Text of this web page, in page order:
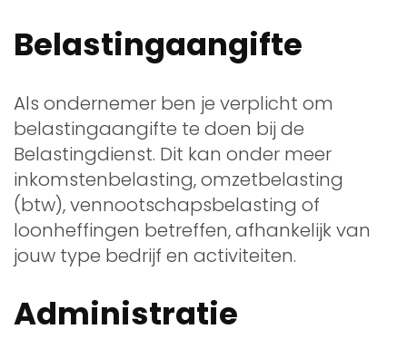
Belastingaangifte
Als ondernemer ben je verplicht om
belastingaangifte te doen bij de
Belastingdienst. Dit kan onder meer
inkomstenbelasting, omzetbelasting
(btw), vennootschapsbelasting of
loonheffingen betreffen, afhankelijk van
jouw type bedrijf en activiteiten.
Administratie